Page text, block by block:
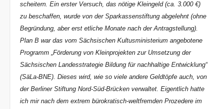
scheitern. Ein erster Versuch, das nötige Kleingeld (ca. 3.000 €)
zu beschaffen, wurde von der Sparkassenstiftung abgelehnt (ohne
Begründung, aber erst etliche Monate nach der Antragstellung).
Plan B war das vom Sächsischen Kultusministerium angebotene
Programm „Förderung von Kleinprojekten zur Umsetzung der
Sächsischen Landesstrategie Bildung für nachhaltige Entwicklung“
(SäLa-BNE). Dieses wird, wie so viele andere Geldtöpfe auch, von
der Berliner Stiftung Nord-Süd-Brücken verwaltet. Eigentlich hatte
ich mir nach dem extrem bürokratisch-weltfremden Prozedere im